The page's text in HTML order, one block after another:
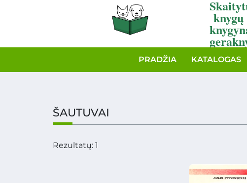
knygų
PRADŽIA KATALOGAS
ŠAUTUVAI
Rezultatų: 1